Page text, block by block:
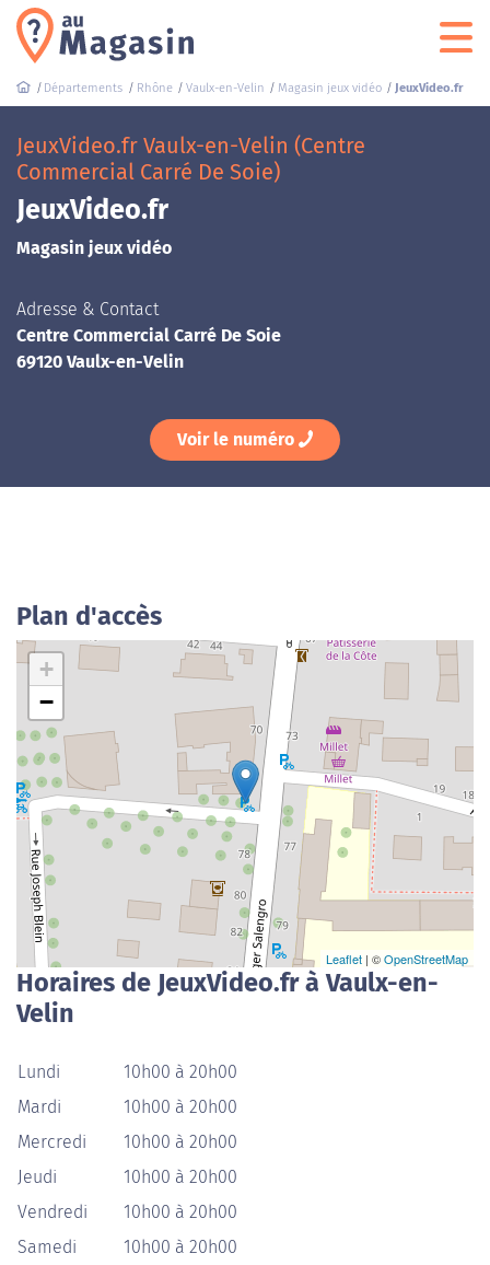
Départements Rhône Vaulx-en-Velin Magasin jeux vidéo JeuxVideo.fr
JeuxVideo.fr Vaulx-en-Velin (Centre
Commercial Carré De Soie)
JeuxVideo.fr
Magasin jeux vidéo
Adresse & Contact
Centre Commercial Carré De Soie
69120 Vaulx-en-Velin
Voir le numéro
Plan d'accès
+
−
Leaflet | ©OpenStreetMap
Horaires de JeuxVideo.fr à Vaulx-en-
Velin
Lundi
10h00 à 20h00
Mardi
10h00 à 20h00
Mercredi
10h00 à 20h00
Jeudi
10h00 à 20h00
Vendredi
10h00 à 20h00
Samedi
10h00 à 20h00